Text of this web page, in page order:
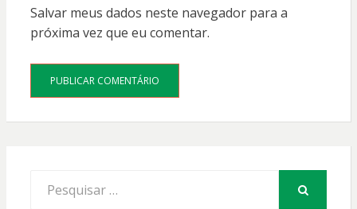
Salvar meus dados neste navegador para a
próxima vez que eu comentar.
por: